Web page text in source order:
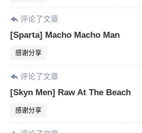
评论了文章
[Sparta] Macho Macho Man
感谢分享
评论了文章
[Skyn Men] Raw At The Beach
感谢分享